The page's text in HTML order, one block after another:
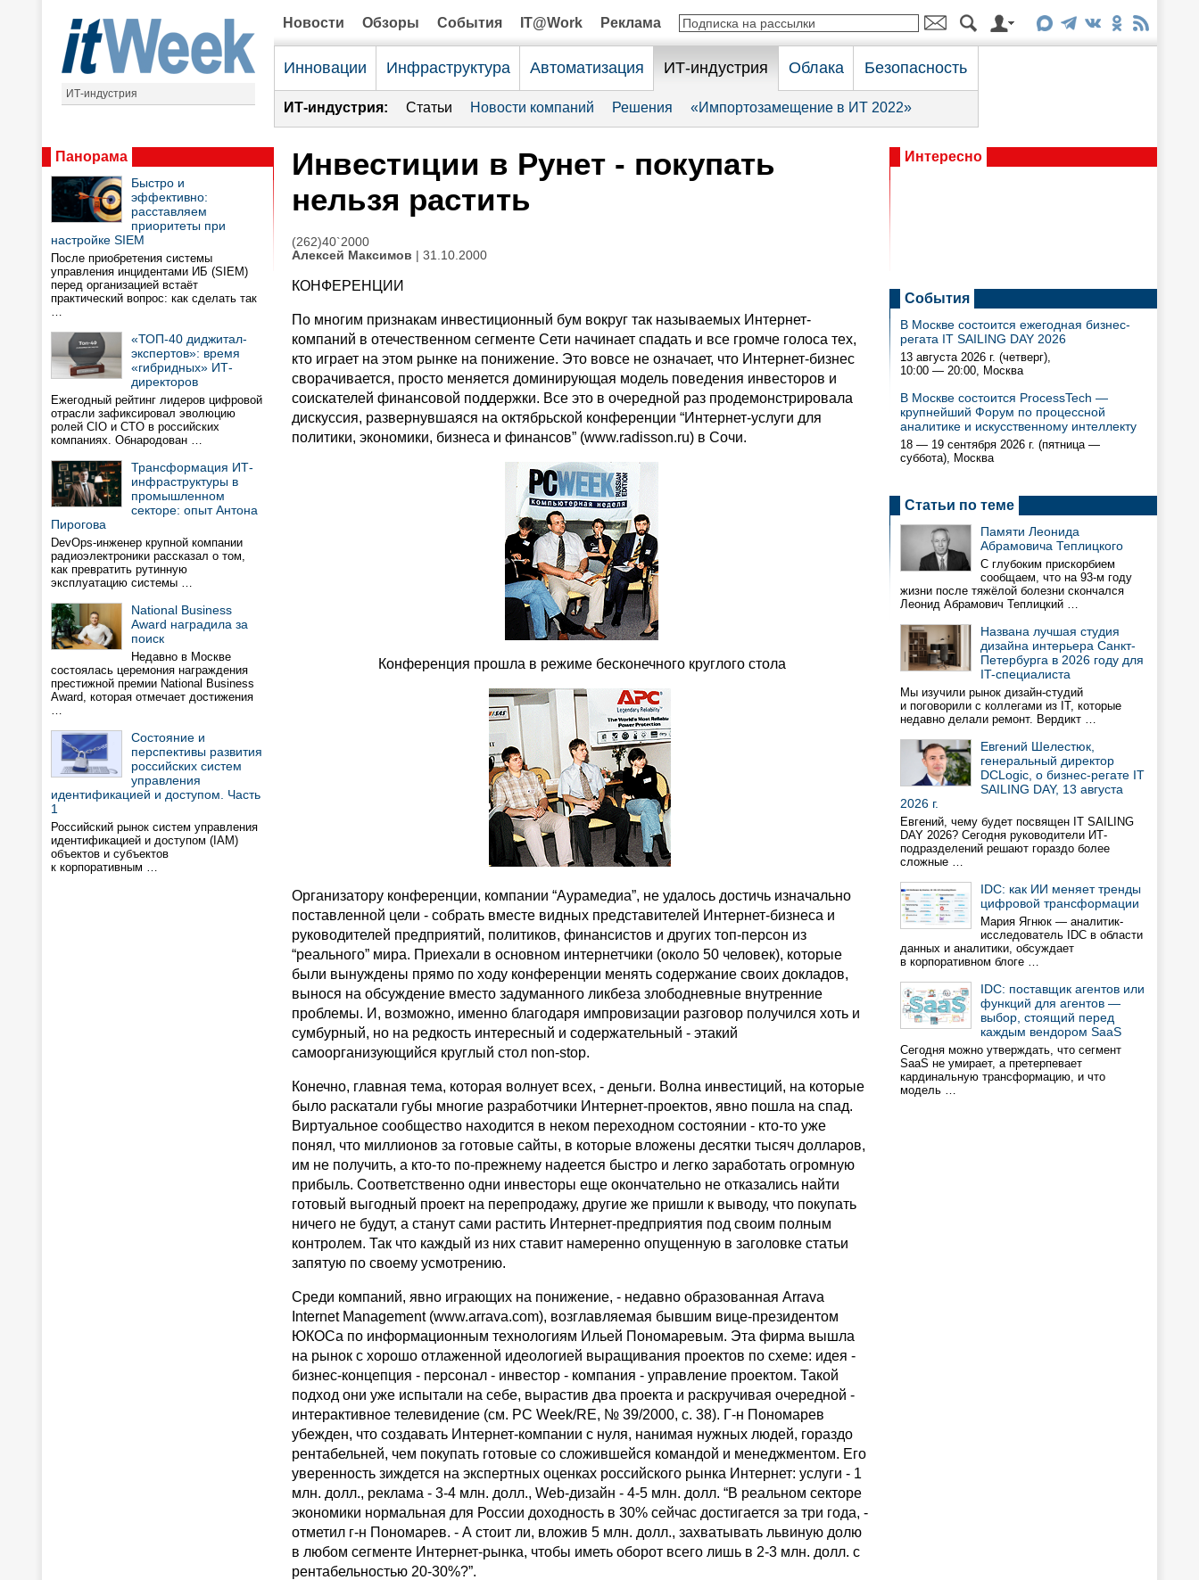
ИТ-индустрия
Новости Обзоры События IT@Work Реклама
Инновации Инфраструктура Автоматизация ИТ-индустрия Облака Безопасность
ИТ-индустрия: Статьи Новости компаний Решения «Импортозамещение в ИТ 2022»
Панорама
Быстро и
эффективно:
расставляем
приоритеты при
настройке SIEM
После приобретения системы
управления инцидентами ИБ (SIEM)
перед организацией встаёт
практический вопрос: как сделать так
…
«ТОП-40 диджитал-
экспертов»: время
«гибридных» ИТ-
директоров
Ежегодный рейтинг лидеров цифровой
отрасли зафиксировал эволюцию
ролей CIO и CTO в российских
компаниях. Обнародован …
Трансформация ИТ-
инфраструктуры в
промышленном
секторе: опыт Антона
Пирогова
DevOps-инженер крупной компании
радиоэлектроники рассказал о том,
как превратить рутинную
эксплуатацию системы …
National Business
Award наградила за
поиск
Недавно в Москве
состоялась церемония награждения
престижной премии National Business
Award, которая отмечает достижения
…
Состояние и
перспективы развития
российских систем
управления
идентификацией и доступом. Часть
1
Российский рынок систем управления
идентификацией и доступом (IAM)
объектов и субъектов
к корпоративным …
Инвестиции в Рунет - покупать
нельзя растить
(262)40`2000
Алексей Максимов | 31.10.2000
КОНФЕРЕНЦИИ
По многим признакам инвестиционный бум вокруг так называемых Интернет-
компаний в отечественном сегменте Сети начинает спадать и все громче голоса тех,
кто играет на этом рынке на понижение. Это вовсе не означает, что Интернет-бизнес
сворачивается, просто меняется доминирующая модель поведения инвесторов и
соискателей финансовой поддержки. Все это в очередной раз продемонстрировала
дискуссия, развернувшаяся на октябрьской конференции “Интернет-услуги для
политики, экономики, бизнеса и финансов” (www.radisson.ru) в Сочи.
Конференция прошла в режиме бесконечного круглого стола
Организатору конференции, компании “Аурамедиа”, не удалось достичь изначально
поставленной цели - собрать вместе видных представителей Интернет-бизнеса и
руководителей предприятий, политиков, финансистов и других топ-персон из
“реального” мира. Приехали в основном интернетчики (около 50 человек), которые
были вынуждены прямо по ходу конференции менять содержание своих докладов,
вынося на обсуждение вместо задуманного ликбеза злободневные внутренние
проблемы. И, возможно, именно благодаря импровизации разговор получился хоть и
сумбурный, но на редкость интересный и содержательный - этакий
самоорганизующийся круглый стол non-stop.
Конечно, главная тема, которая волнует всех, - деньги. Волна инвестиций, на которые
было раскатали губы многие разработчики Интернет-проектов, явно пошла на спад.
Виртуальное сообщество находится в неком переходном состоянии - кто-то уже
понял, что миллионов за готовые сайты, в которые вложены десятки тысяч долларов,
им не получить, а кто-то по-прежнему надеется быстро и легко заработать огромную
прибыль. Соответственно одни инвесторы еще окончательно не отказались найти
готовый выгодный проект на перепродажу, другие же пришли к выводу, что покупать
ничего не будут, а станут сами растить Интернет-предприятия под своим полным
контролем. Так что каждый из них ставит намеренно опущенную в заголовке статьи
запятую по своему усмотрению.
Среди компаний, явно играющих на понижение, - недавно образованная Arrava
Internet Management (www.arrava.com), возглавляемая бывшим вице-президентом
ЮКОСа по информационным технологиям Ильей Пономаревым. Эта фирма вышла
на рынок с хорошо отлаженной идеологией выращивания проектов по схеме: идея -
бизнес-концепция - персонал - инвестор - компания - управление проектом. Такой
подход они уже испытали на себе, вырастив два проекта и раскручивая очередной -
интерактивное телевидение (см. PC Week/RE, № 39/2000, c. 38). Г-н Пономарев
убежден, что создавать Интернет-компании с нуля, нанимая нужных людей, гораздо
рентабельней, чем покупать готовые со сложившейся командой и менеджментом. Его
уверенность зиждется на экспертных оценках российского рынка Интернет: услуги - 1
млн. долл., реклама - 3-4 млн. долл., Web-дизайн - 4-5 млн. долл. “В реальном секторе
экономики нормальная для России доходность в 30% сейчас достигается за три года, -
отметил г-н Пономарев. - А стоит ли, вложив 5 млн. долл., захватывать львиную долю
в любом сегменте Интернет-рынка, чтобы иметь оборот всего лишь в 2-3 млн. долл. с
рентабельностью 20-30%?”.
Интересно
События
В Москве состоится ежегодная бизнес-
регата IT SAILING DAY 2026
13 августа 2026 г. (четверг),
10:00 — 20:00, Москва
В Москве состоится ProcessTech —
крупнейший Форум по процессной
аналитике и искусственному интеллекту
18 — 19 сентября 2026 г. (пятница —
суббота), Москва
Статьи по теме
Памяти Леонида
Абрамовича Теплицкого
С глубоким прискорбием
сообщаем, что на 93-м году
жизни после тяжёлой болезни скончался
Леонид Абрамович Теплицкий …
Названа лучшая студия
дизайна интерьера Санкт-
Петербурга в 2026 году для
IT-специалиста
Мы изучили рынок дизайн-студий
и поговорили с коллегами из IT, которые
недавно делали ремонт. Вердикт …
Евгений Шелестюк,
генеральный директор
DCLogic, о бизнес-регате IT
SAILING DAY, 13 августа
2026 г.
Евгений, чему будет посвящен IT SAILING
DAY 2026? Сегодня руководители ИТ-
подразделений решают гораздо более
сложные …
IDC: как ИИ меняет тренды
цифровой трансформации
Мария Ягнюк — аналитик-
исследователь IDC в области
данных и аналитики, обсуждает
в корпоративном блоге …
IDC: поставщик агентов или
функций для агентов —
выбор, стоящий перед
каждым вендором SaaS
Сегодня можно утверждать, что сегмент
SaaS не умирает, а претерпевает
кардинальную трансформацию, и что
модель …